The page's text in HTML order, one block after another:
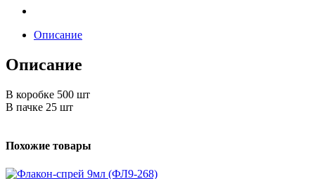
Описание
Описание
В коробке 500 шт
В пачке 25 шт
Похожие товары